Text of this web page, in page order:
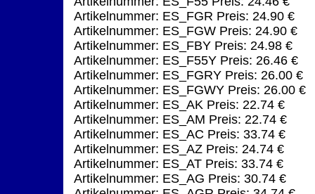
Artikelnummer: ES_FGR Preis: 24.90 €
Artikelnummer: ES_FGW Preis: 24.90 €
Artikelnummer: ES_FBY Preis: 24.98 €
Artikelnummer: ES_F55Y Preis: 26.46 €
Artikelnummer: ES_FGRY Preis: 26.00 €
Artikelnummer: ES_FGWY Preis: 26.00 €
Artikelnummer: ES_AK Preis: 22.74 €
Artikelnummer: ES_AM Preis: 22.74 €
Artikelnummer: ES_AC Preis: 33.74 €
Artikelnummer: ES_AZ Preis: 24.74 €
Artikelnummer: ES_AT Preis: 33.74 €
Artikelnummer: ES_AG Preis: 30.74 €